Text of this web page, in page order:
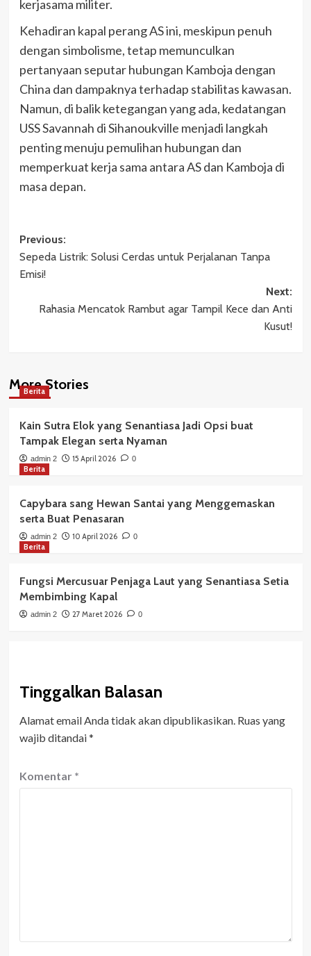
kerjasama militer.
Kehadiran kapal perang AS ini, meskipun penuh
dengan simbolisme, tetap memunculkan
pertanyaan seputar hubungan Kamboja dengan
China dan dampaknya terhadap stabilitas kawasan.
Namun, di balik ketegangan yang ada, kedatangan
USS Savannah di Sihanoukville menjadi langkah
penting menuju pemulihan hubungan dan
memperkuat kerja sama antara AS dan Kamboja di
masa depan.
Post
navigation
Previous:
Sepeda Listrik: Solusi Cerdas untuk Perjalanan Tanpa
Emisi!
Next:
Rahasia Mencatok Rambut agar Tampil Kece dan Anti
Kusut!
More Stories
Berita
Kain Sutra Elok yang Senantiasa Jadi Opsi buat
Tampak Elegan serta Nyaman
admin 2 15 April 2026 0
Berita
Capybara sang Hewan Santai yang Menggemaskan
serta Buat Penasaran
admin 2 10 April 2026 0
Berita
Fungsi Mercusuar Penjaga Laut yang Senantiasa Setia
Membimbing Kapal
admin 2 27 Maret 2026 0
Tinggalkan Balasan
Alamat email Anda tidak akan dipublikasikan. Ruas yang
wajib ditandai*
Komentar *